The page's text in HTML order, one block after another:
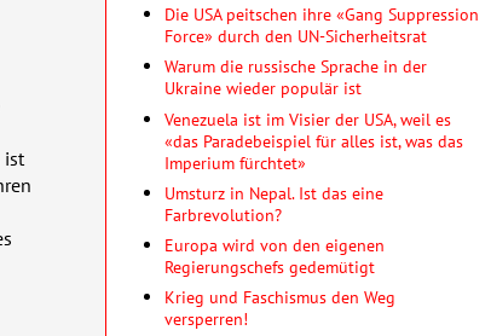
ist
Die USA peitschen ihre «Gang Suppression
Force» durch den UN-Sicherheitsrat
Warum die russische Sprache in der
Ukraine wieder populär ist
Venezuela ist im Visier der USA, weil es
«das Paradebeispiel für alles ist, was das
Imperium fürchtet»
Umsturz in Nepal. Ist das eine
Farbrevolution?
Europa wird von den eigenen
Regierungschefs gedemütigt
Krieg und Faschismus den Weg
versperren!